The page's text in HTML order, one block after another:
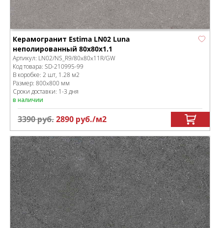
Керамогранит Estima LN02 Luna
неполированный 80x80x1.1
Артикул: LN02/NS_R9/80x80x11R/GW
Код товара: SD-210995-99
В коробке: 2 шт, 1.28 м2
Размер: 800x800 мм
Сроки доставки: 1-3 дня
в наличии
3390руб.2890 руб./м2